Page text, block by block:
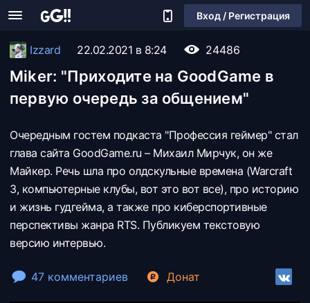
Вход / Регистрация
Izzard 22.02.2021 в 8:24 24486
Miker: "Приходите на GoodGame в
первую очередь за общением"
Очередным гостем подкаста "Профессия геймер" стал
глава сайта GoodGame.ru – Михаил Мирчук, он же
Майкер. Речь шла про олдскульные времена (Warcraft
3, компьютерные клубы, вот это вот все), про историю
и жизнь гудгейма, а также про киберспортивные
перспективы жанра RTS. Публикуем текстовую
версию интервью.
47 комментариев Донат